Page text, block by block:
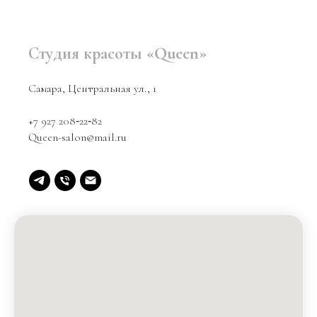
Студия красоты «Queen»
Самара, Центральная ул., 1
+7 927 208‑22‑82
Queen-salon@mail.ru